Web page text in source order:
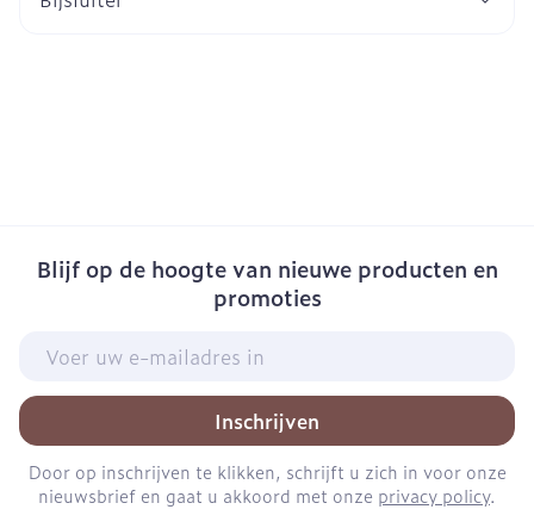
Blijf op de hoogte van nieuwe producten en
promoties
Inschrijven
Door op inschrijven te klikken, schrijft u zich in voor onze
nieuwsbrief en gaat u akkoord met onze privacy policy.